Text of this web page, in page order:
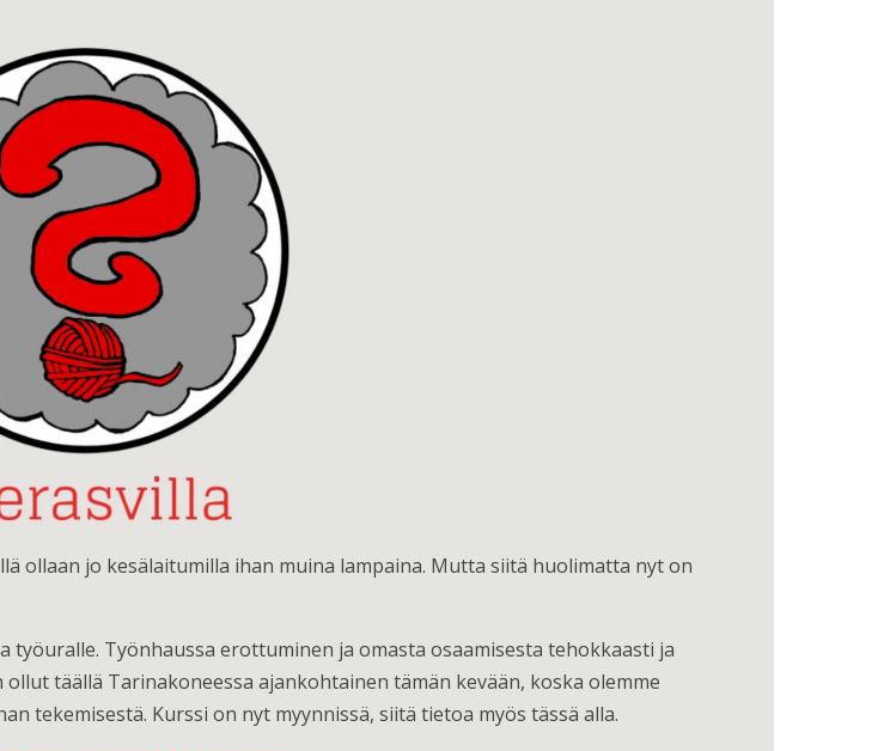
ollaan jo kesälaitumilla ihan muina lampaina. Mutta siitä huolimatta nyt on
Työnhaussa erottuminen ja omasta osaamisesta tehokkaasti ja
täällä Tarinakoneessa ajankohtainen tämän kevään, koska olemme
tekemisestä. Kurssi on nyt myynnissä, siitä tietoa myös tässä alla.